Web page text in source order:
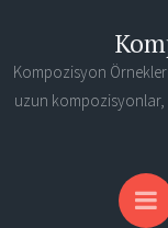
Kompozisyon
uzun kompozisyonlar,